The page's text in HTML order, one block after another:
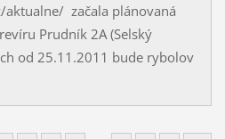
začala plánovaná
Prudník 2A (Selský
od 25.11.2011 bude rybolov